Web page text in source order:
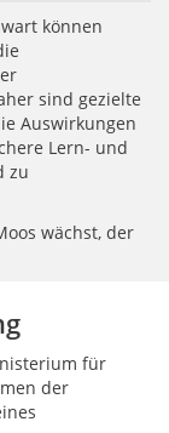
können
sind gezielte
Auswirkungen
Lern- und
zu